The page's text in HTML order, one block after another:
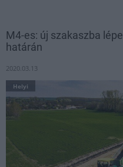
M4-es: új szakaszba
határán
2020.03.13
Helyi